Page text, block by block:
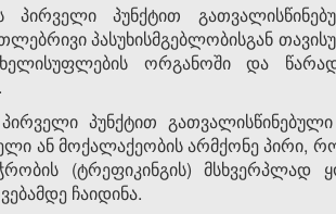
პირველი პუნქტით
პასუხისმგებლობისგან
ხელისუფლების ორგანოში და
პუნქტით
ან მოქალაქეობის არმქონე პირი,
(ტრეფიკინგის)
ჩაიდინა.